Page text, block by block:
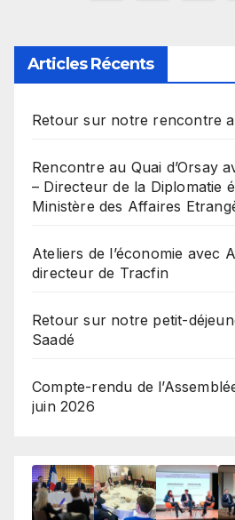
publications
Articles Récents
Retour sur notre rencontre
Rencontre au Quai d’Orsay
– Directeur de la Diplomatie
Ministère des Affaires
Ateliers de l’économie avec
directeur de Tracfin
Retour sur notre petit-
Saadé
Compte-rendu de
juin 2026